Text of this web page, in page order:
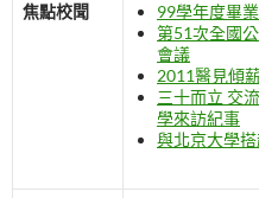
焦點校聞
99學年度畢
第51次全國
會議
2011醫見傾
三十而立 交
學來訪紀事
與北京大學